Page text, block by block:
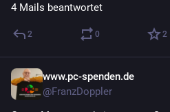
4 Mails beantwortet
2 0 2
www.pc-spenden.de
@FranzDoppler